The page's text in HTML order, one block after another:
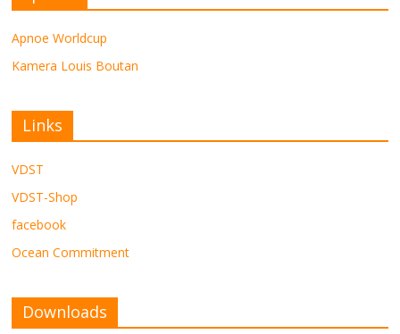
Apnoe Worldcup
Kamera Louis Boutan
Links
VDST
VDST-Shop
facebook
Ocean Commitment
Downloads